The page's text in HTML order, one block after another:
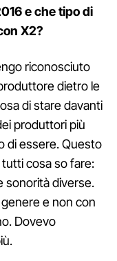
e che tipo di
X2?
riconosciuto
dietro le
di stare davanti
produttori più
di essere. Questo
cosa so fare:
sonorità diverse.
e non con
Dovevo